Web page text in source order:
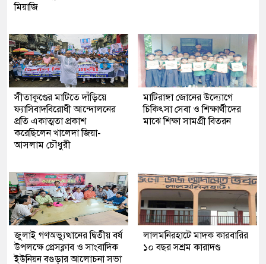
মিয়াজি
সীতাকুণ্ডের মাটিতে দাঁড়িয়ে
ফ্যাসিবাদবিরোধী আন্দোলনের
প্রতি একাত্মতা প্রকাশ
করেছিলেন খালেদা জিয়া-
আসলাম চৌধুরী
মাটিরাঙ্গা জোনের উদ্যোগে
চিকিৎসা সেবা ও শিক্ষার্থীদের
মাঝে শিক্ষা সামগ্রী বিতরন
জুলাই গণঅভ্যুত্থানের দ্বিতীয় বর্ষ
উপলক্ষে প্রেসক্লাব ও সাংবাদিক
ইউনিয়ন বগুড়ার আলোচনা সভা
লালমনিরহাটে মাদক কারবারির
১০ বছর সশ্রম কারাদণ্ড